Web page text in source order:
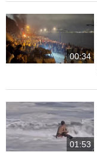
00:34
01:53